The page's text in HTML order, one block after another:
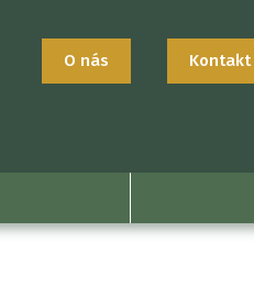
O nás Kontakt